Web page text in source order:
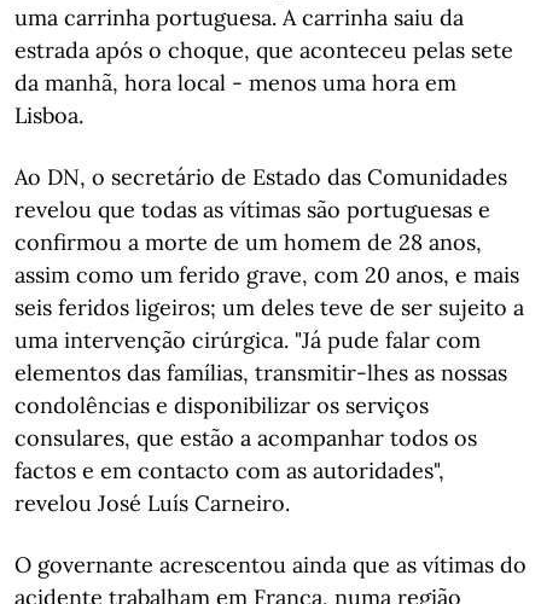
uma carrinha portuguesa. A carrinha saiu da
estrada após o choque, que aconteceu pelas sete
da manhã, hora local - menos uma hora em
Lisboa.
Ao DN, o secretário de Estado das Comunidades
revelou que todas as vítimas são portuguesas e
confirmou a morte de um homem de 28 anos,
assim como um ferido grave, com 20 anos, e mais
seis feridos ligeiros; um deles teve de ser sujeito a
uma intervenção cirúrgica. "Já pude falar com
elementos das famílias, transmitir-lhes as nossas
condolências e disponibilizar os serviços
consulares, que estão a acompanhar todos os
factos e em contacto com as autoridades",
revelou José Luís Carneiro.
O governante acrescentou ainda que as vítimas do
acidente trabalham em França, numa região